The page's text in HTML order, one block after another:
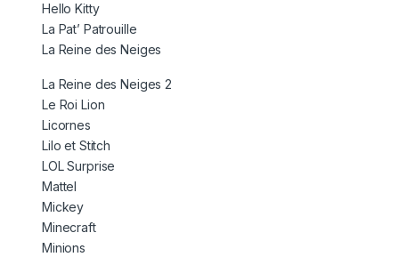
Hello Kitty
La Pat’ Patrouille
La Reine des Neiges
La Reine des Neiges 2
Le Roi Lion
Licornes
Lilo et Stitch
LOL Surprise
Mattel
Mickey
Minecraft
Minions